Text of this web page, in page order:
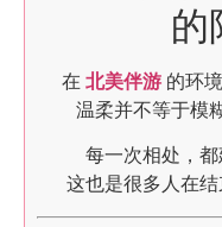
的
在 北美伴游 的环
温柔并不等于模
每一次相处，都
这也是很多人在结